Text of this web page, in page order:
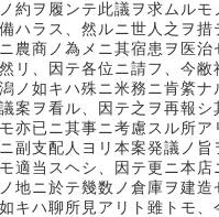
約ヲ履ンテ此議ヲ求ムル
ハラス、然ルニ世人之ヲ
農商ノ為メニ其宿患ヲ医
リ、因テ各位ニ請フ、今
ノ如キハ殊ニ米務ニ肯綮
案ヲ看ル、因テ之ヲ再報
亦已ニ其事ニ考慮スル所ア
副支配人ヨリ本案発議ノ
適当スヘシ、因テ更ニ本
地ニ於テ幾数ノ倉庫ヲ建造
キハ聊所見アリト雖トモ